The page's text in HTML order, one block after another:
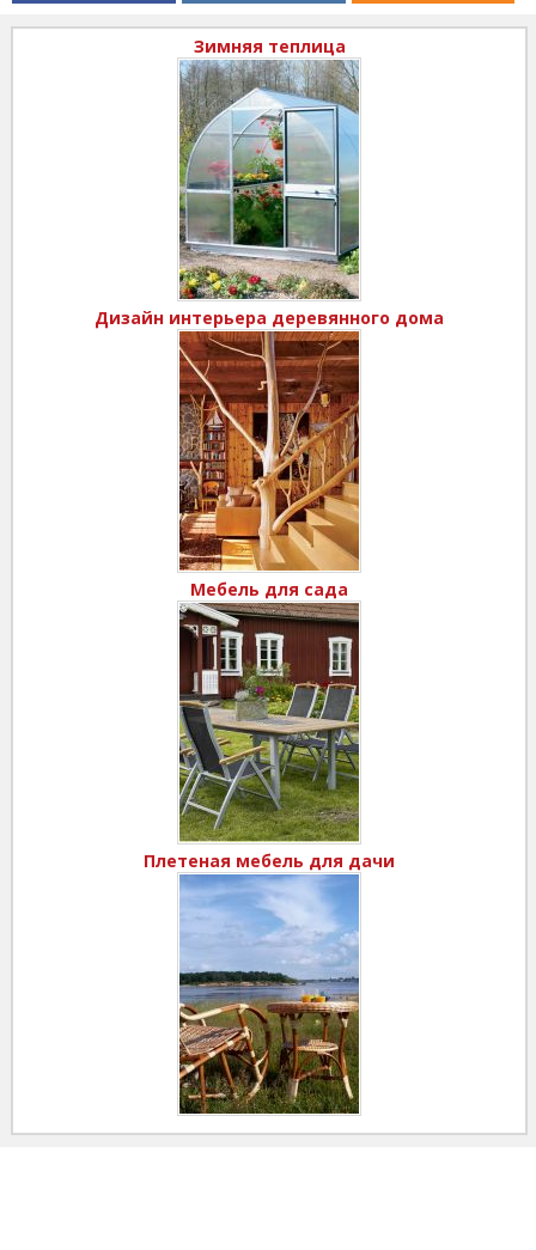
Зимняя теплица
Дизайн интерьера деревянного дома
Мебель для сада
Плетеная мебель для дачи